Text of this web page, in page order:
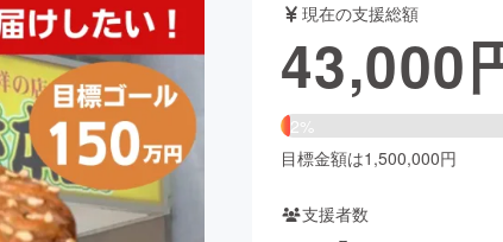
舞台・パフォーマンス
フード・飲食店
アニメ・漫画
ビューティー・ヘルスケア
現在の支援総額
43,000
2%
目標金額は1,500,000円
支援者数